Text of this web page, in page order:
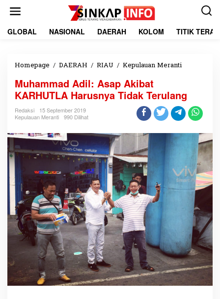
GLOBAL NASIONAL DAERAH KOLOM TITIK
Homepage / DAERAH / RIAU / Kepulauan Meranti
a
m
m
a
A
:
A
b
a
t
K
A
R
Muhammad Adil: Asap Akibat
KARHUTLA Harusnya Tidak Terulang
Redaksi
15 September 2019
Kepulauan Meranti
990 Dilihat